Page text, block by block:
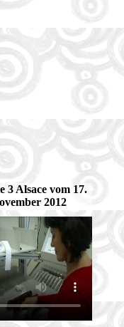
3 Alsace vom 17.
2012